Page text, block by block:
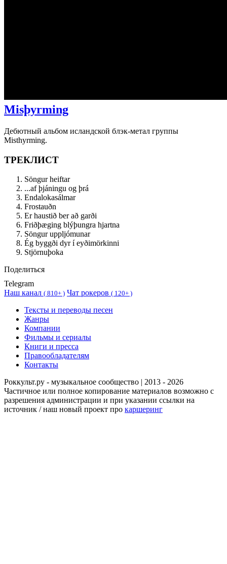
Misþyrming
Дебютный альбом исландской блэк-метал группы
Misthyrming.
ТРЕКЛИСТ
Söngur heiftar
...af þjáningu og þrá
Endalokasálmar
Frostauðn
Er haustið ber að garði
Friðþæging blýþungra hjartna
Söngur uppljómunar
Ég byggði dyr í eyðimörkinni
Stjörnuþoka
Поделиться
Telegram
Наш канал ( 810+ ) Чат рокеров ( 120+ )
Тексты и переводы песен
Жанры
Компании
Фильмы и сериалы
Книги и пресса
Правообладателям
Контакты
Роккульт.ру - музыкальное сообщество | 2013 - 2026
Частичное или полное копирование материалов возможно с
разрешения администрации и при указании ссылки на
источник / наш новый проект про каршеринг